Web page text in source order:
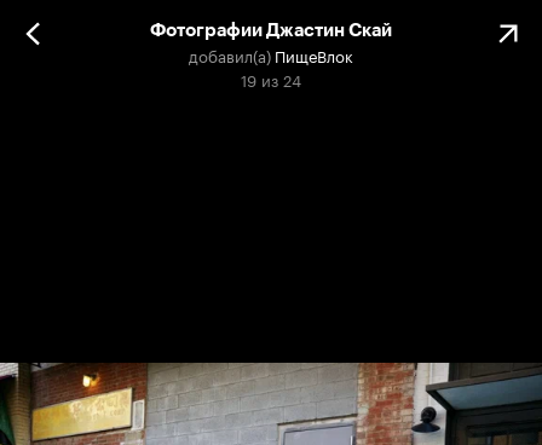
Фотографии Джастин Скай
добавил(а) ПищеВлок
19 из 24